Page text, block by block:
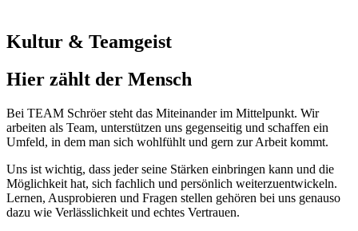
Kultur & Teamgeist
Hier zählt der Mensch
Bei TEAM Schröer steht das Miteinander im Mittelpunkt. Wir
arbeiten als Team, unterstützen uns gegenseitig und schaffen ein
Umfeld, in dem man sich wohlfühlt und gern zur Arbeit kommt.
Uns ist wichtig, dass jeder seine Stärken einbringen kann und die
Möglichkeit hat, sich fachlich und persönlich weiterzuentwickeln.
Lernen, Ausprobieren und Fragen stellen gehören bei uns genauso
dazu wie Verlässlichkeit und echtes Vertrauen.